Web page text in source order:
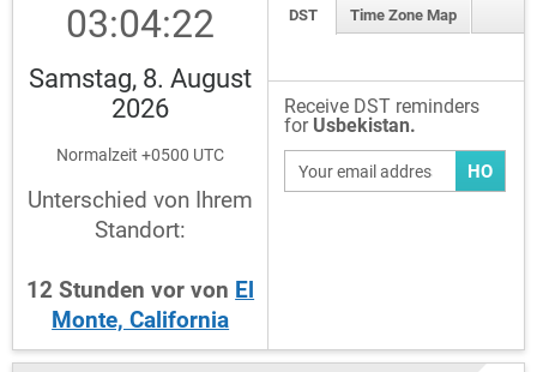
03:04:22
Samstag, 8. August
2026
Normalzeit +0500 UTC
Unterschied von Ihrem
Standort:
12 Stunden vor von El
Monte, California
DST Time Zone Map
Receive DST reminders
for Usbekistan.
HO